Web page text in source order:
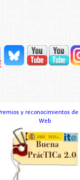
y reconocimientos
Web